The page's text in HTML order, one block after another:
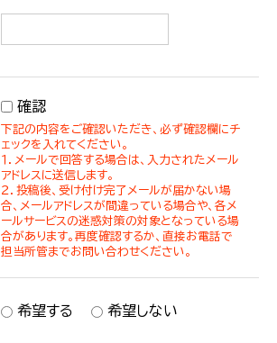
確認
下記の内容をご確認いただき、必ず確認欄にチ
ェックを入れてください。
１．メールで回答する場合は、入力されたメール
アドレスに送信します。
２．投稿後、受け付け完了メールが届かない場
合、メールアドレスが間違っている場合や、各メ
ールサービスの迷惑対策の対象となっている場
合があります。再度確認するか、直接お電話で
担当所管までお問い合わせください。
希望する 希望しない